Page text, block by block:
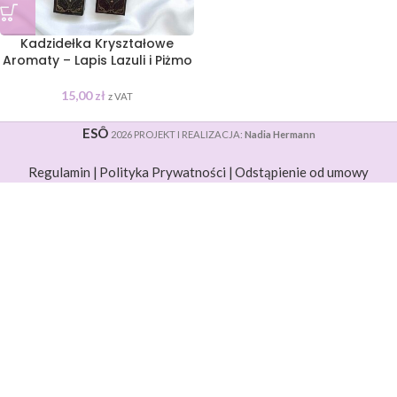
Kadzidełka Kryształowe
Aromaty – Lapis Lazuli i Piżmo
15,00zł z VAT
ESÔ 2026 PROJEKT I REALIZACJA: Nadia Hermann
Regulamin | Polityka Prywatności | Odstąpienie od umowy